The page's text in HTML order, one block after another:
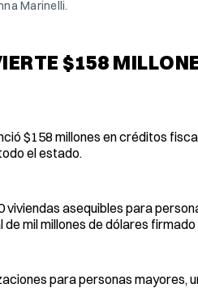
Marinelli.
$158
$158 millones en créditos
el estado.
asequibles para
mil millones de dólares firmado
para personas mayores,